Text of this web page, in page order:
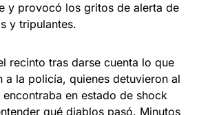
y provocó los gritos de alerta de
y tripulantes.
recinto tras darse cuenta lo que
a la policía, quienes detuvieron al
en estado de shock
qué diablos pasó. Minutos